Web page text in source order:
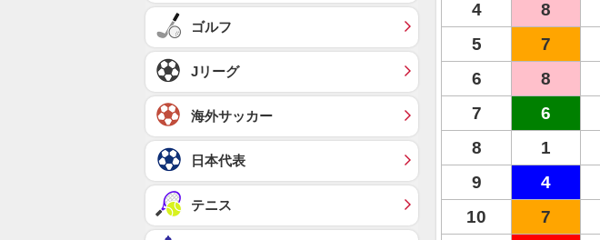
4
8
5
7
6
8
7
6
8
1
9
4
10
7
ゴルフ
Jリーグ
海外サッカー
日本代表
テニス